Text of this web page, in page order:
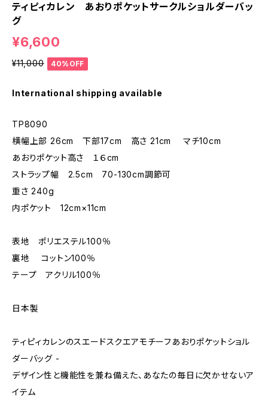
ティピィカレン あおりポケットサークルショルダーバッ
グ
¥6,600
¥11,000 40%OFF
International shipping available
TP8090
横幅上部 26cm 下部17cm 高さ 21cm マチ10cm
あおりポケット高さ １６cm
ストラップ幅 2.5cm 70-130cm調節可
重さ 240g
内ポケット 12cm×11cm
表地 ポリエステル100％
裏地 コットン100％
テープ アクリル100％
日本製
ティピィカレンのスエードスクエアモチーフあおりポケットショル
ダーバッグ -
デザイン性と機能性を兼ね備えた、あなたの毎日に欠かせないア
イテム